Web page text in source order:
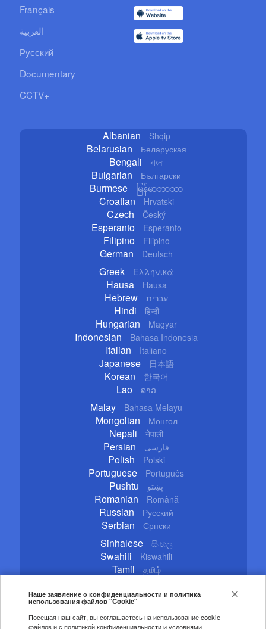
Français
العربية
Русский
Documentary
CCTV+
Albanian Shqip
Belarusian Беларуская
Bengali বাংলা
Bulgarian Български
Burmese မြန်မာဘာသာ
Croatian Hrvatski
Czech Český
Esperanto Esperanto
Filipino Filipino
German Deutsch
Greek Ελληνικά
Hausa Hausa
Hebrew עברית
Hindi हिन्दी
Hungarian Magyar
Indonesian Bahasa Indonesia
Italian Italiano
Japanese 日本語
Korean 한국어
Lao ລາວ
Malay Bahasa Melayu
Mongolian Монгол
Nepali नेपाली
Persian فارسی
Polish Polski
Portuguese Português
Pushtu پښتو
Romanian Română
Russian Русский
Serbian Српски
Sinhalese සිංහල
Swahili Kiswahili
Tamil தமிழ்
Turkish Türkçe
Ukrainian
Urdu اردو
Наше заявление о конфиденциальности и политика
использования файлов "Cookie"
Посещая наш сайт, вы соглашаетесь на использование cookie-
файлов и с политикой конфиденциальности и условиями